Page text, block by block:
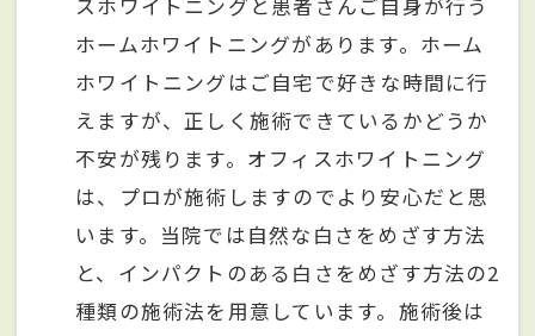
スホワイトニングと患者さんご自身が行う
ホームホワイトニングがあります。ホーム
ホワイトニングはご自宅で好きな時間に行
えますが、正しく施術できているかどうか
不安が残ります。オフィスホワイトニング
は、プロが施術しますのでより安心だと思
います。当院では自然な白さをめざす方法
と、インパクトのある白さをめざす方法の2
種類の施術法を用意しています。施術後は